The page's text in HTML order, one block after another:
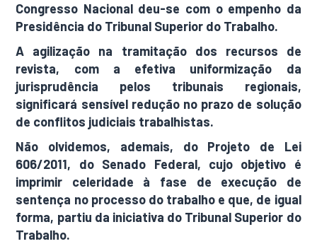
Congresso Nacional deu-se com o empenho da
Presidência do Tribunal Superior do Trabalho.
A agilização na tramitação dos recursos de
revista, com a efetiva uniformização da
jurisprudência pelos tribunais regionais,
significará sensível redução no prazo de solução
de conflitos judiciais trabalhistas.
Não olvidemos, ademais, do Projeto de Lei
606/2011, do Senado Federal, cujo objetivo é
imprimir celeridade à fase de execução de
sentença no processo do trabalho e que, de igual
forma, partiu da iniciativa do Tribunal Superior do
Trabalho.